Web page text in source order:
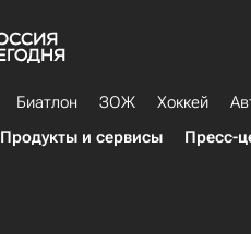
Биатлон ЗОЖ Хоккей
Продукты и сервисы Пресс-